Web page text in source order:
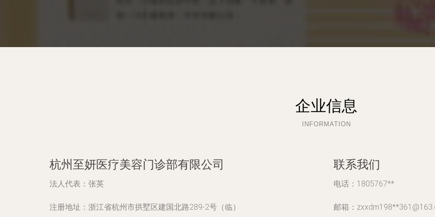
企业信息
INFORMATION
杭州至妍医疗美容门诊部有限公司
法人代表： 张英
注册地址： 浙江省杭州市拱墅区建国北路289-2号（临）
联系我们
电话：1805767**
邮箱：zxxdm198**